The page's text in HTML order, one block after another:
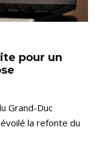
pour un
Grand-Duc
la refonte du